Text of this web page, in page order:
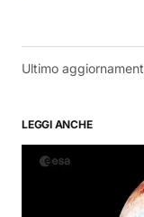
Ultimo
LEGGI ANCHE